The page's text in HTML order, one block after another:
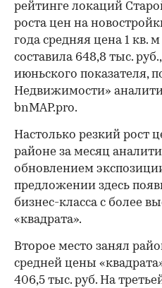
рейтинге локаций
роста цен на
года средняя цена 1 кв.
составила 648,8 тыс.
июньского показателя,
Недвижимости»
bnMAP.pro.
Настолько резкий рост
районе за месяц
обновлением
предложении здесь
бизнес-класса с более
«квадрата».
Второе место занял
средней цены
406,5 тыс. руб. На